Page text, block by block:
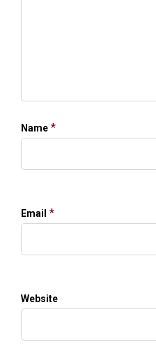
Name *
Email *
Website